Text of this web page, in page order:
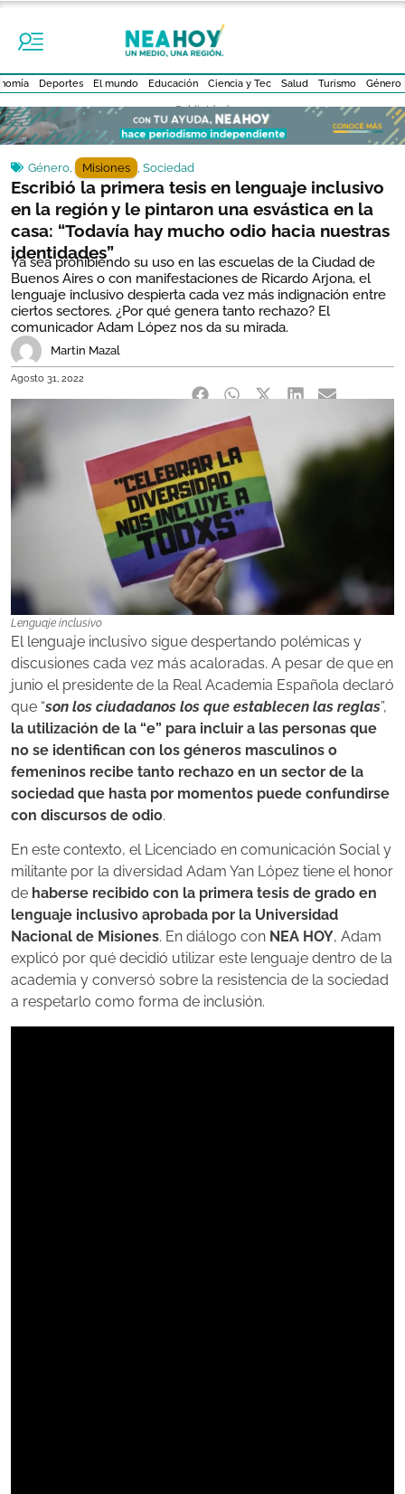
Deportes El mundo Educación Ciencia y Tec Salud Turismo Género
- Publicidad -
Género Misiones Sociedad
Escribió la primera tesis en lenguaje inclusivo
en la región y le pintaron una esvástica en la
casa: “Todavía hay mucho odio hacia nuestras
identidades”
Ya sea prohibiendo su uso en las escuelas de la Ciudad de
Buenos Aires o con manifestaciones de Ricardo Arjona, el
lenguaje inclusivo despierta cada vez más indignación entre
ciertos sectores. ¿Por qué genera tanto rechazo? El
comunicador Adam López nos da su mirada.
Martin Mazal
Agosto 31, 2022
Lenguaje inclusivo
El lenguaje inclusivo sigue despertando polémicas y
discusiones cada vez más acaloradas. A pesar de que en
junio el presidente de la Real Academia Española declaró
que “son los ciudadanos los que establecen las reglas”,
la utilización de la “e” para incluir a las personas que
no se identifican con los géneros masculinos o
femeninos recibe tanto rechazo en un sector de la
sociedad que hasta por momentos puede confundirse
con discursos de odio.
En este contexto, el Licenciado en comunicación Social y
militante por la diversidad Adam Yan López tiene el honor
de haberse recibido con la primera tesis de grado en
lenguaje inclusivo aprobada por la Universidad
Nacional de Misiones. En diálogo con NEA HOY, Adam
explicó por qué decidió utilizar este lenguaje dentro de la
academia y conversó sobre la resistencia de la sociedad
a respetarlo como forma de inclusión.